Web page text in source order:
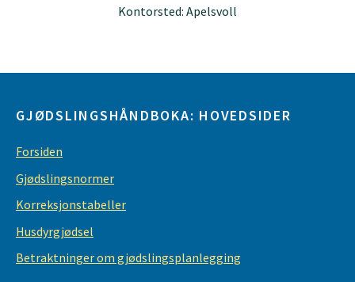
Kontorsted: Apelsvoll
GJØDSLINGSHÅNDBOKA: HOVEDSIDER
Forsiden
Gjødslingsnormer
Korreksjonstabeller
Husdyrgjødsel
Betraktninger om gjødslingsplanlegging